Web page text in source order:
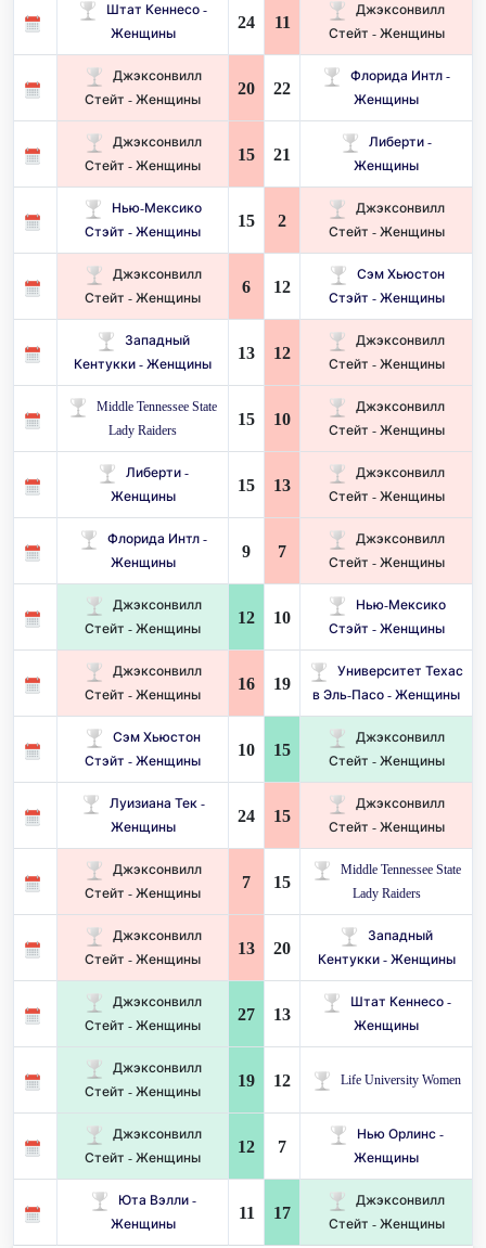
Штат Кеннесо -
Женщины
24 11
Джэксонвилл
Стейт - Женщины
Джэксонвилл
Стейт - Женщины
20 22
Флорида Интл -
Женщины
Джэксонвилл
Стейт - Женщины
15 21
Либерти -
Женщины
Нью-Мексико
Стэйт - Женщины
15 2
Джэксонвилл
Стейт - Женщины
Джэксонвилл
Стейт - Женщины
6 12
Сэм Хьюстон
Стэйт - Женщины
Западный
Кентукки - Женщины
13 12
Джэксонвилл
Стейт - Женщины
Middle Tennessee State
Lady Raiders
15 10
Джэксонвилл
Стейт - Женщины
Либерти -
Женщины
15 13
Джэксонвилл
Стейт - Женщины
Флорида Интл -
Женщины
9 7
Джэксонвилл
Стейт - Женщины
Джэксонвилл
Стейт - Женщины
12 10
Нью-Мексико
Стэйт - Женщины
Джэксонвилл
Стейт - Женщины
16 19
Университет Техас
в Эль-Пасо - Женщины
Сэм Хьюстон
Стэйт - Женщины
10 15
Джэксонвилл
Стейт - Женщины
Луизиана Тек -
Женщины
24 15
Джэксонвилл
Стейт - Женщины
Джэксонвилл
Стейт - Женщины
7 15
Middle Tennessee State
Lady Raiders
Джэксонвилл
Стейт - Женщины
13 20
Западный
Кентукки - Женщины
Джэксонвилл
Стейт - Женщины
27 13
Штат Кеннесо -
Женщины
Джэксонвилл
Стейт - Женщины
19 12 Life University Women
Джэксонвилл
Стейт - Женщины
12 7
Нью Орлинс -
Женщины
Юта Вэлли -
Женщины
11 17
Джэксонвилл
Стейт - Женщины